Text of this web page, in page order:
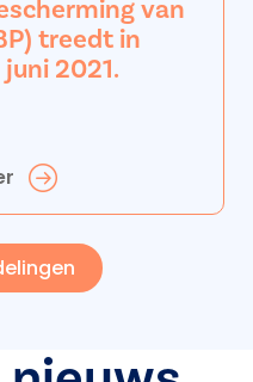
van
treedt in
2021.